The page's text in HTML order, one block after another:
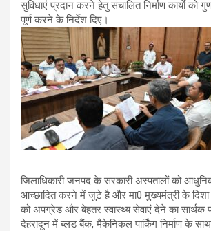
सुविधाएं प्रदान करने हेतु संचालित निर्माण कार्याे को
पूर्ण करने के निर्देश दिए।
जिलाधिकारी जनपद के सरकारी अस्पतालों को
आच्छादित करने में जुटे है और मा0 मुख्यमंत्री के दिशा
को अपग्रेड और बेहतर स्वास्थ्य सेवाएं देने का सार्थक
देहरादून में ब्लड बैंक, मैकेनिकल पार्किंग निर्माण के